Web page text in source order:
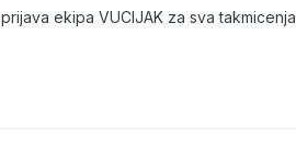
prijava ekipa VUCIJAK za sva takmicenja